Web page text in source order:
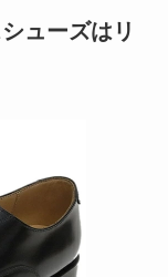
ューズはリ